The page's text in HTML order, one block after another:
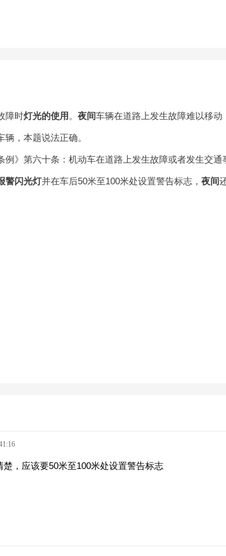
障时灯光的使用 。 夜间车辆在道路上发生故障难以移动
辆，本题说法正确。
例》第六十条：机动车在道路上发生故障或者发生交
警闪光灯并在车后50米至100米处设置警告标志， 夜间
楚，应该要50米至100米处设置警告标志